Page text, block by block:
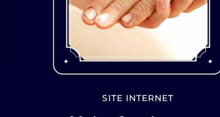
SITE INTERNET